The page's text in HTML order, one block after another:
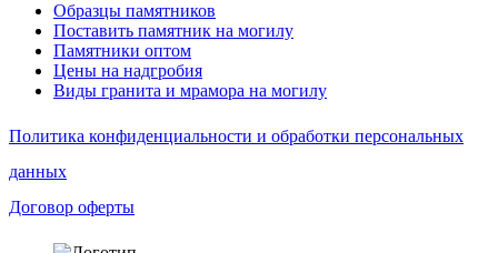
Образцы памятников
Поставить памятник на могилу
Памятники оптом
Цены на надгробия
Виды гранита и мрамора на могилу
Политика конфиденциальности и обработки персональных
данных
Договор оферты